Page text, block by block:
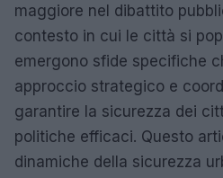
maggiore nel dibattito
contesto in cui le città si
emergono sfide specifiche
approccio strategico e
garantire la sicurezza dei
politiche efficaci. Questo
dinamiche della sicurezza